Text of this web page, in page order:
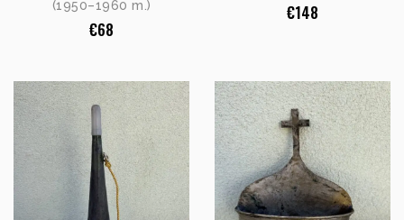
(1950–1960 m.)
€68
€148